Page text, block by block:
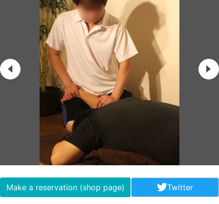
Make a reservation (shop page) Twitter